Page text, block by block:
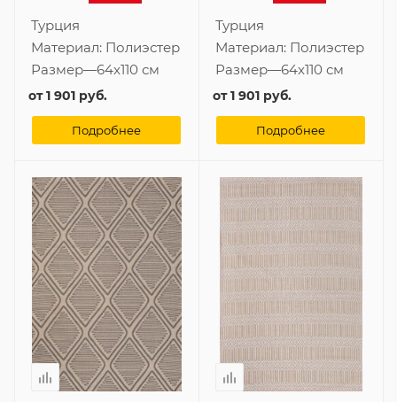
Турция
Материал: Полиэстер
Размер—64x110 см
от1 901 руб.
Подробнее
Турция
Материал: Полиэстер
Размер—64x110 см
от1 901 руб.
Подробнее